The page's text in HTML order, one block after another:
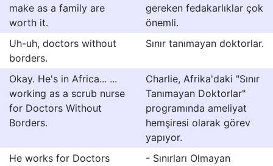
make as a family are
worth it.
gereken fedakarlıklar çok
önemli.
Uh-uh, doctors without
borders.
Sınır tanımayan doktorlar.
Okay. He's in Africa... ...
working as a scrub nurse
for Doctors Without
Borders.
Charlie, Afrika'daki "Sınır
Tanımayan Doktorlar"
programında ameliyat
hemşiresi olarak görev
yapıyor.
He works for Doctors
- Sınırları Olmayan